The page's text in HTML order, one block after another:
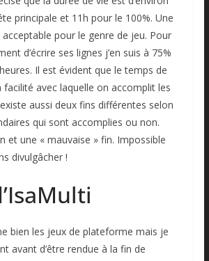
principale et 11h pour le 100%. Une
pour le genre de jeu. Pour
d’écrire ses lignes j’en suis à 75%
Il est évident que le temps de
facilité avec laquelle on accomplit les
aussi deux fins différentes selon
qui sont accomplies ou non.
et une « mauvaise » fin. Impossible
divulgâcher !
bien les jeux de plateforme mais je
avant d’être rendue à la fin de